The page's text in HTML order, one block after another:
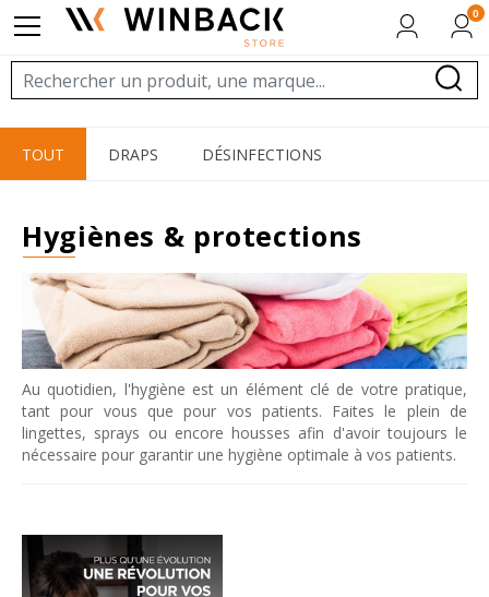
TOUT DRAPS DÉSINFECTIONS
hygiènes & protections
Au quotidien, l'hygiène est un élément clé de votre pratique,
tant pour vous que pour vos patients. Faites le plein de
lingettes, sprays ou encore housses afin d'avoir toujours le
nécessaire pour garantir une hygiène optimale à vos patients.
0